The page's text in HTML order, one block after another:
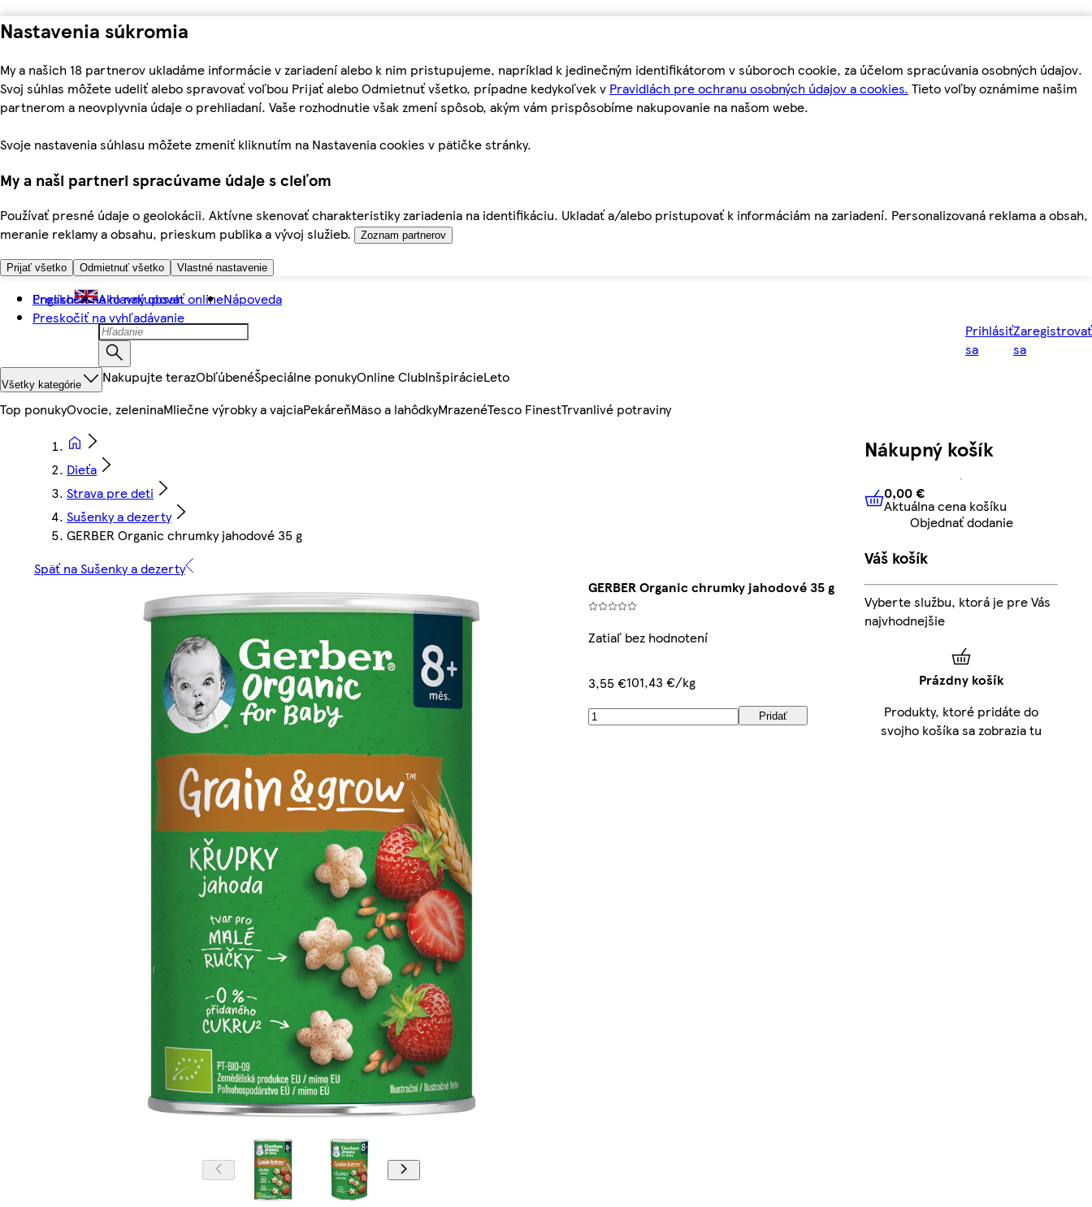
Nastavenia súkromia
My a našich 18 partnerov ukladáme informácie v zariadení alebo k nim pristupujeme, napríklad k jedinečným identifikátorom v súboroch cookie, za účelom spracúvania osobných údajov.
Svoj súhlas môžete udeliť alebo spravovať voľbou Prijať alebo Odmietnuť všetko, prípadne kedykoľvek v Pravidlách pre ochranu osobných údajov a cookies. Tieto voľby oznámime našim
partnerom a neovplyvnia údaje o prehliadaní. Vaše rozhodnutie však zmení spôsob, akým vám prispôsobíme nakupovanie na našom webe.
Svoje nastavenia súhlasu môžete zmeniť kliknutím na Nastavenia cookies v pätičke stránky.
My a naši partneri spracúvame údaje s cieľom
Používať presné údaje o geolokácii. Aktívne skenovať charakteristiky zariadenia na identifikáciu. Ukladať a/alebo pristupovať k informáciám na zariadení. Personalizovaná reklama a obsah,
meranie reklamy a obsahu, prieskum publika a vývoj služieb.
Zoznam partnerov
Prijať všetko Odmietnuť všetko Vlastné nastavenie
Preskočiť na hlavný obsah
Preskočiť na vyhľadávanie
English Ako nakupovať onlineNápoveda
Prihlásiť
sa
Zaregistrovať
sa
Všetky kategórie Nakupujte terazObľúbenéŠpeciálne ponukyOnline ClubInšpirácieLeto
Top ponukyOvocie, zeleninaMliečne výrobky a vajciaPekáreňMäso a lahôdkyMrazenéTesco FinestTrvanlivé potraviny
Dieťa
Strava pre deti
Sušenky a dezerty
GERBER Organic chrumky jahodové 35 g
Späť na Sušenky a dezerty
GERBER Organic chrumky jahodové 35 g
Zatiaľ bez hodnotení
3,55 €101,43 €/kg
Pridať
Nákupný košík
0,00 € Aktuálna cena košíku
0,00 €
Aktuálna cena košíku
Objednať dodanie
Váš košík
Vyberte službu, ktorá je pre Vás
najvhodnejšie
Prázdny košík
Produkty, ktoré pridáte do
svojho košíka sa zobrazia tu